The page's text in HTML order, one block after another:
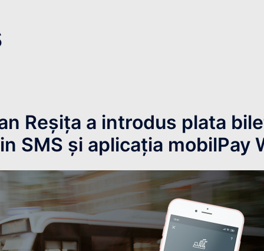
Reșița a introdus plata
SMS și aplicația mobilPay